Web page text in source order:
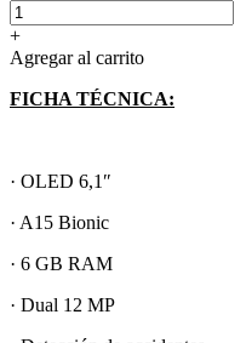
+
Agregar al carrito
FICHA TÉCNICA:
· OLED 6,1″
· A15 Bionic
· 6 GB RAM
· Dual 12 MP